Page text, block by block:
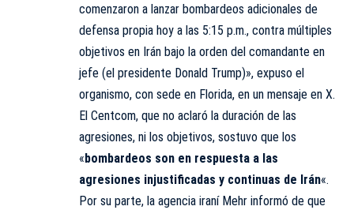
comenzaron a lanzar bombardeos adicionales de
defensa propia hoy a las 5:15 p.m., contra múltiples
objetivos en Irán bajo la orden del comandante en
jefe (el presidente Donald Trump)», expuso el
organismo, con sede en Florida, en un mensaje en X.
El Centcom, que no aclaró la duración de las
agresiones, ni los objetivos, sostuvo que los
«bombardeos son en respuesta a las
agresiones injustificadas y continuas de Irán«.
Por su parte, la agencia iraní Mehr informó de que